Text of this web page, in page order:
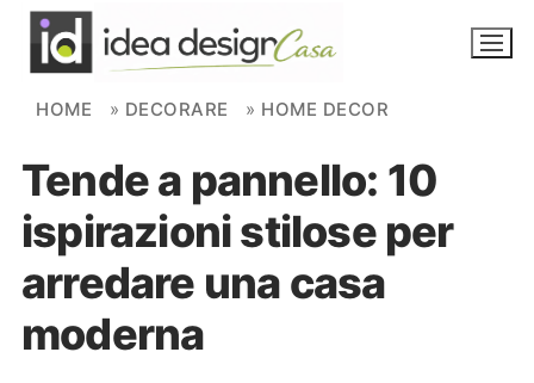
Skip to content
NOVITÀ
AMBIENTI
FAI DA TE
PIANTE
HOME » DECORARE » HOME DECOR
Tende a pannello: 10
ispirazioni stilose per
arredare una casa
moderna